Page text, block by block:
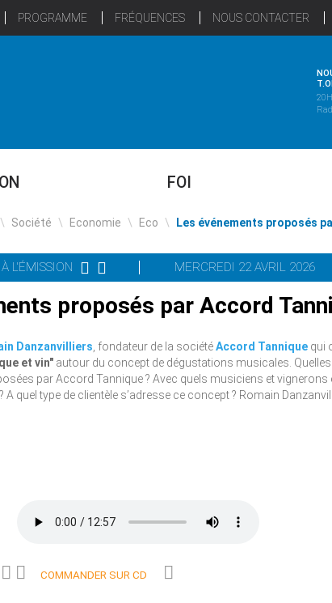
PROGRAMME FRÉQUENCES NOUS CONTACTER
FOI
\ Société \ Economie \ Eco \ Les événements proposés
L'ÉMISSION MERCREDI 22 AVRIL 2026
proposés par Accord
Danzanvilliers , fondateur de la sociétéAccord Tannique qui
et vin" autour du concept de dégustations musicales.
par Accord Tannique ? Avec quels musiciens et vignerons
A quel type de clientèle s’adresse ce concept ? Romain
COMMANDER SUR CD